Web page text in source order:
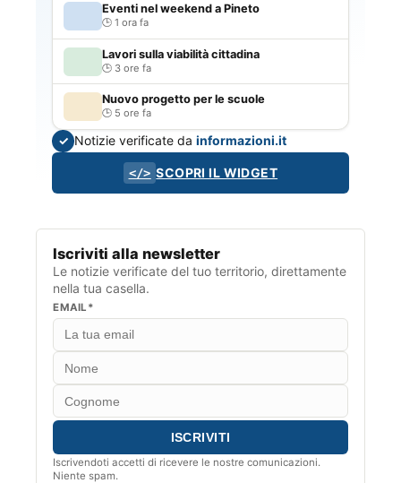
Eventi nel weekend a Pineto
1 ora fa
Lavori sulla viabilità cittadina
3 ore fa
Nuovo progetto per le scuole
5 ore fa
✓ Notizie verificate dainformazioni.it
</> SCOPRI IL WIDGET
Iscriviti alla newsletter
Le notizie verificate del tuo territorio, direttamente
nella tua casella.
EMAIL*
Iscrivendoti accetti di ricevere le nostre comunicazioni.
Niente spam.